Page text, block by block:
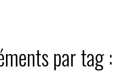
par tag :